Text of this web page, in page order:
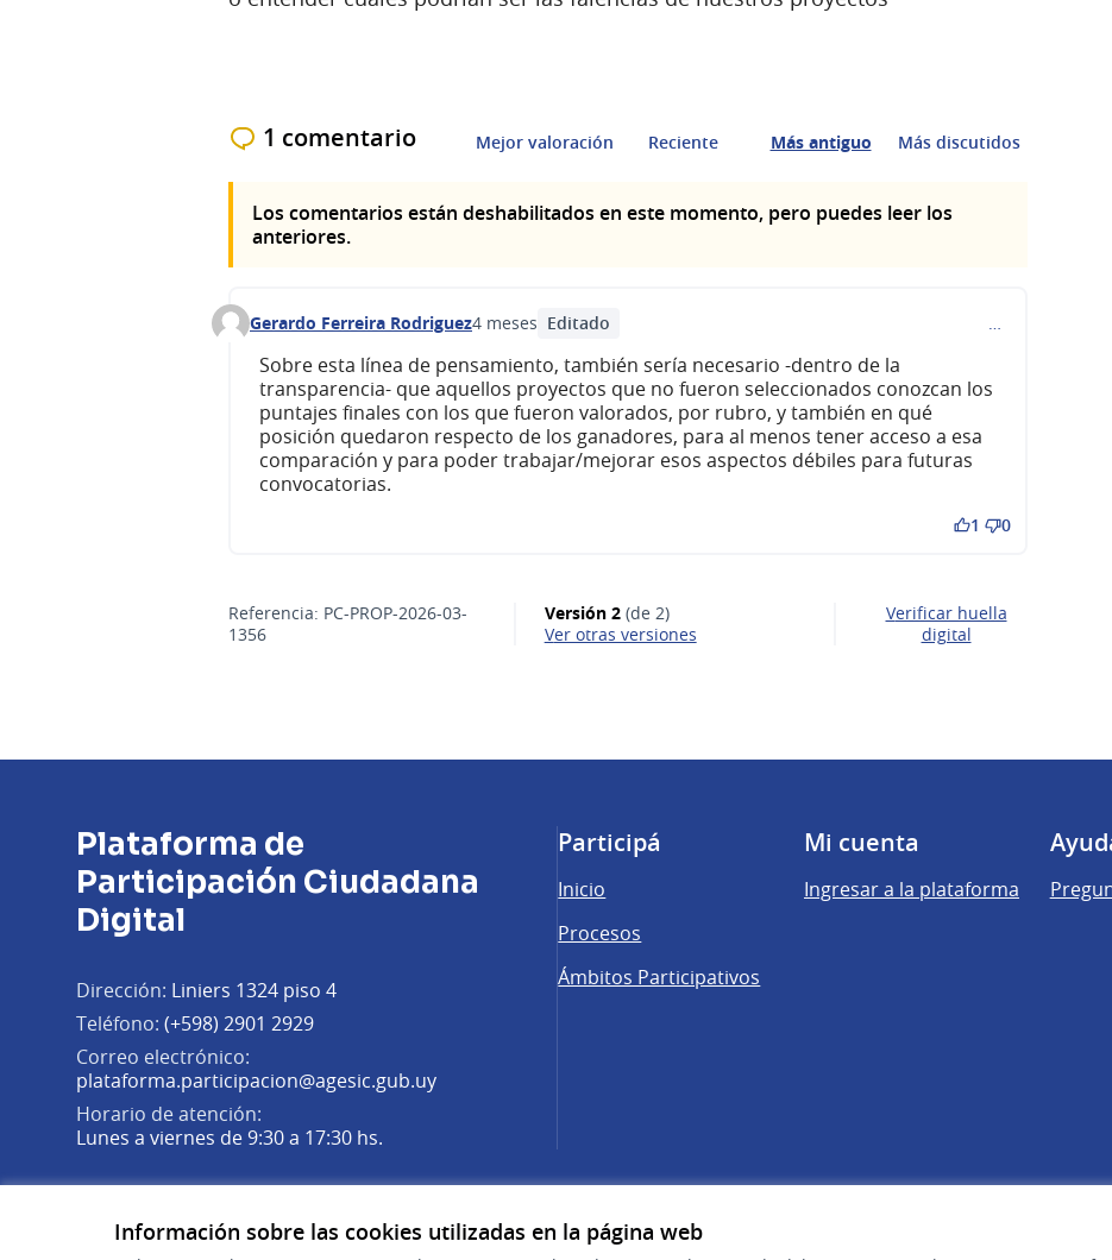
Información sobre las cookies utilizadas en la página web
1 comentario Mejor valoración Reciente Más antiguo Más discutidos
Los comentarios están deshabilitados en este momento, pero puedes leer los
anteriores.
Comentario 686
Gerardo Ferreira Rodriguez4 meses Editado …
Sobre esta línea de pensamiento, también sería necesario -dentro de la
transparencia- que aquellos proyectos que no fueron seleccionados conozcan los
puntajes finales con los que fueron valorados, por rubro, y también en qué
posición quedaron respecto de los ganadores, para al menos tener acceso a esa
comparación y para poder trabajar/mejorar esos aspectos débiles para futuras
convocatorias.
1 0
Referencia: PC-PROP-2026-03-
1356
Versión 2(de 2)
ver otras versiones
Verificar huella
digital
Plataforma de
Participación Ciudadana
Digital
Dirección: Liniers 1324 piso 4
Teléfono: (+598) 2901 2929
Correo electrónico:
plataforma.participacion@agesic.gub.uy(Abrir en una pestaña nueva)
Horario de atención:
Lunes a viernes de 9:30 a 17:30 hs.
(Enlace externo)
(Enlace externo)
(Enlace externo)
Participá
Inicio
Procesos
Ámbitos Participativos
Mi cuenta
Ingresar a la plataforma